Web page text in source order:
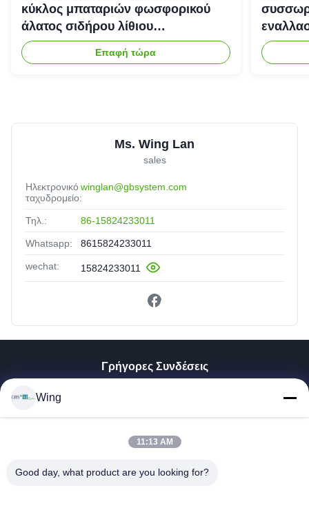
κύκλος μπαταριών φωσφορικού
άλατος σιδήρου λίθιου
επανακαταλογηστέος
Επαφή τώρα
Ms. Wing Lan
sales
Ηλεκτρονικό
ταχυδρομείο:
winglan@gbsystem.com
Τηλ.: 86-15824233011
Whatsapp: 8615824233011
wechat: 15824233011
Γρήγορες Συνδέσεις
Εμφάνιση VR
Επισκέψεις Στο Εργοστάσιο
Wing
11:13 AM
Good day, what product are you looking for?